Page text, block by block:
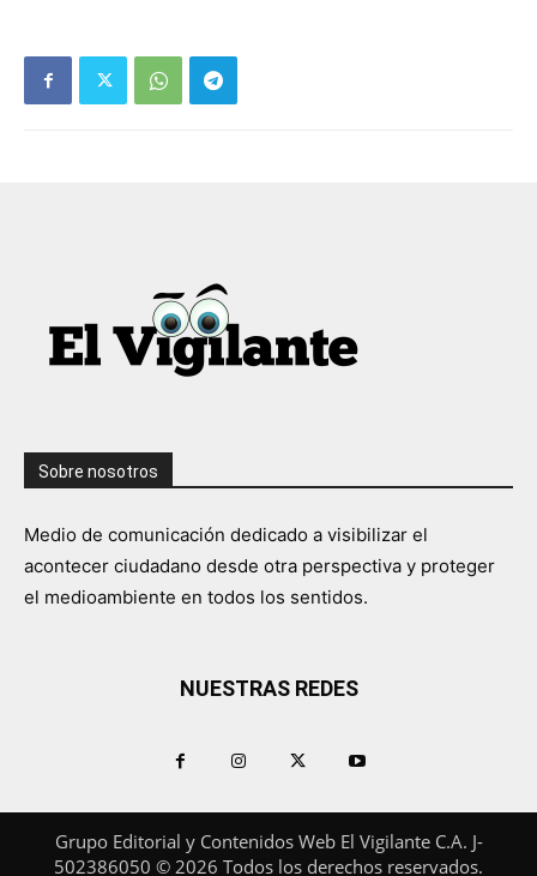
Sobre nosotros
Medio de comunicación dedicado a visibilizar el
acontecer ciudadano desde otra perspectiva y proteger
el medioambiente en todos los sentidos.
NUESTRAS REDES
Grupo Editorial y Contenidos Web El Vigilante C.A. J-
502386050 © 2026 Todos los derechos reservados.